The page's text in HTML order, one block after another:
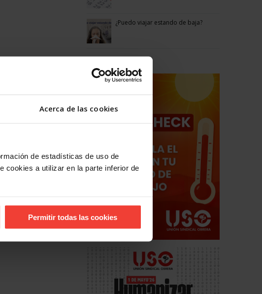
Acerca de las cookies
de estadísticas de uso de
cookies a utilizar en la parte inferior de
Permitir todas las cookies
¿Puedo viajar estando de baja?